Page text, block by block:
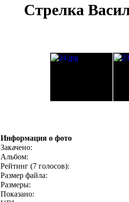
Стрелка
Информация о фото
Закачено:
Альбом:
Рейтинг (7 голосов):
Размер файла:
Размеры:
Показано: